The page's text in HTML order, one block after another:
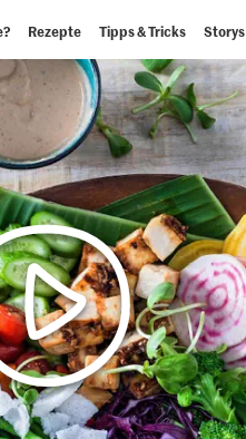
Rezepte Tipps & Tricks Storys